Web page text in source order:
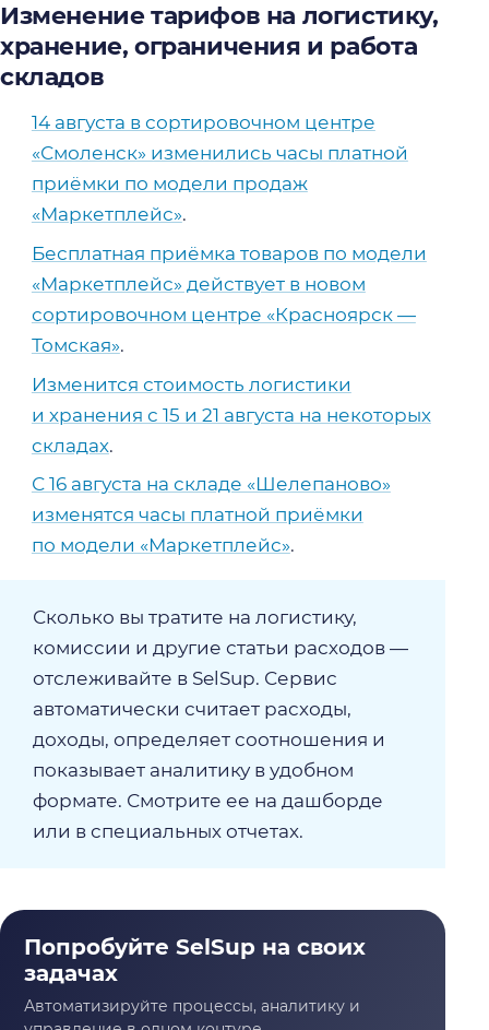
Изменение тарифов на логистику,
хранение, ограничения и работа
складов
14 августа в сортировочном центре
«Смоленск» изменились часы платной
приёмки по модели продаж
«Маркетплейс».
Бесплатная приёмка товаров по модели
«Маркетплейс» действует в новом
сортировочном центре «Красноярск —
Томская».
Изменится стоимость логистики
и хранения с 15 и 21 августа на некоторых
складах.
С 16 августа на складе «Шелепаново»
изменятся часы платной приёмки
по модели «Маркетплейс».
Сколько вы тратите на логистику,
комиссии и другие статьи расходов —
отслеживайте в SelSup. Сервис
автоматически считает расходы,
доходы, определяет соотношения и
показывает аналитику в удобном
формате. Смотрите ее на дашборде
или в специальных отчетах.